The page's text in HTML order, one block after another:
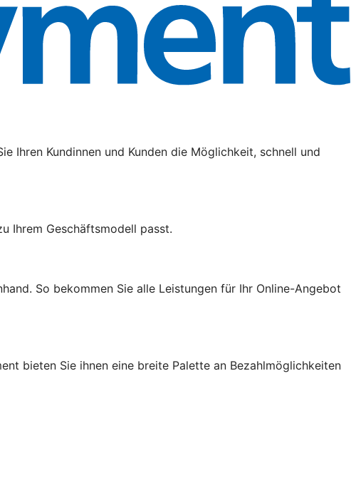
Ihren Kundinnen und Kunden die Möglichkeit, schnell und
Ihrem Geschäftsmodell passt.
So bekommen Sie alle Leistungen für Ihr Online-Angebot
bieten Sie ihnen eine breite Palette an Bezahlmöglichkeiten